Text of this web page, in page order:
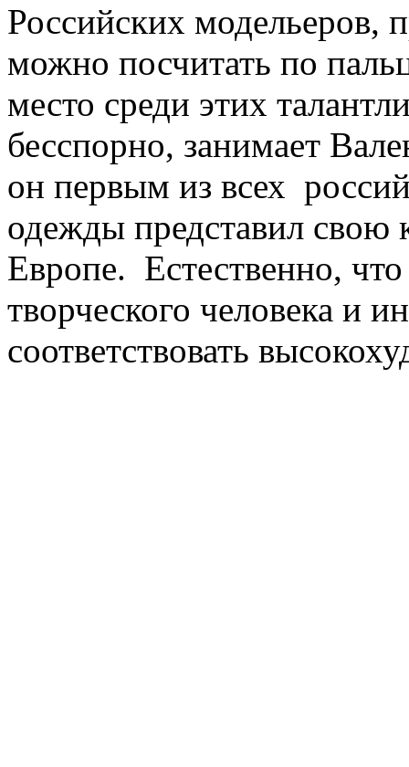
Российских модельеров,
можно посчитать по
место среди этих
бесспорно, занимает
он первым из всех
одежды представил свою
Европе. Естественно, что
творческого человека и
соответствовать